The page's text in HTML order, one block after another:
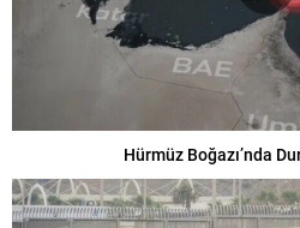
Hürmüz Boğazı’nda